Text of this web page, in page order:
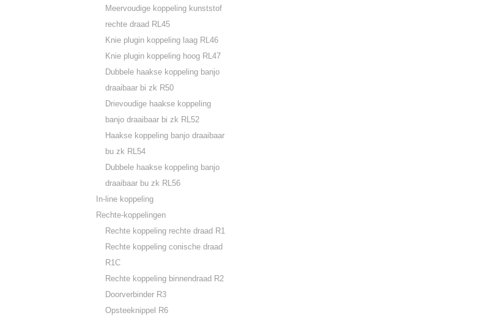
Meervoudige koppeling kunststof
rechte draad RL45
Knie plugin koppeling laag RL46
Knie plugin koppeling hoog RL47
Dubbele haakse koppeling banjo
draaibaar bi zk R50
Drievoudige haakse koppeling
banjo draaibaar bi zk RL52
Haakse koppeling banjo draaibaar
bu zk RL54
Dubbele haakse koppeling banjo
draaibaar bu zk RL56
In-line koppeling
Rechte-koppelingen
Rechte koppeling rechte draad R1
Rechte koppeling conische draad
R1C
Rechte koppeling binnendraad R2
Doorverbinder R3
Opsteeknippel R6